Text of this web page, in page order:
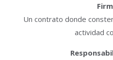
Un contrato donde
actividad